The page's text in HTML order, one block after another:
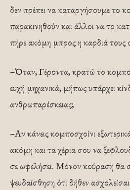
δεν πρέπει να καταργήσουμε το
παρακινηθούν και άλλοι να το
πήρε ακόμη μπρος η καρδιά τους
–Όταν, Γέροντα, κρατώ το
ευχή μηχανικά, μήπως υπάρχει
ανθρωπαρέσκειας;
–Αν κάνεις κομποσχοίνι
ακόμη και τα χέρια σου να
σε ωφελήσει. Μόνον κούραση θα
ψευδαίσθηση ότι δήθεν